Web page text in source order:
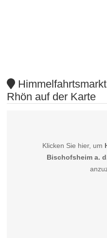
Rhön auf der Karte
Klicken Sie hier, um
Bischofsheim a.